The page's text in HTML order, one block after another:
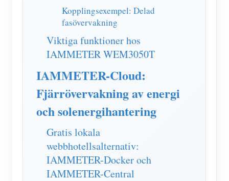
Solar PV System Energiövervakning
Elförbrukningsmonitor
PV-värmare styrsystem
Lagra
Snabbstart för produkten
Dokumentera
Handledningsvideo
FAQ
Nyheter
Bloggar
gemenskap
Framkallare
Utforska
Belöningsprogram
Kontakt
Om oss
Kopplingsexempel: Delad
fasövervakning
Viktiga funktioner hos
IAMMETER WEM3050T
IAMMETER-Cloud:
Fjärrövervakning av energi
och solenergihantering
Gratis lokala
webbhotellsalternativ:
IAMMETER-Docker och
IAMMETER-Central